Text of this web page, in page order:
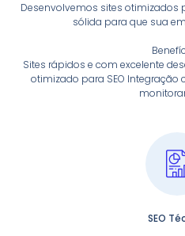
Desenvolvemos sites otimizados
sólida para que sua
Sites rápidos e com excelente
otimizado para SEO Integração
SEO